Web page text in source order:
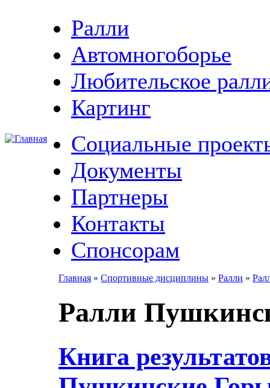
Ралли
Автомногоборье
Любительское
Картинг
Социальные
Документы
Партнеры
Контакты
Спонсорам
Главная » Спортивные дисциплины » Ралли »
Ралли
Книга